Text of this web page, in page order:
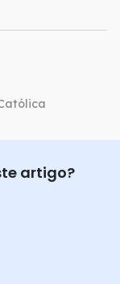
artigo?